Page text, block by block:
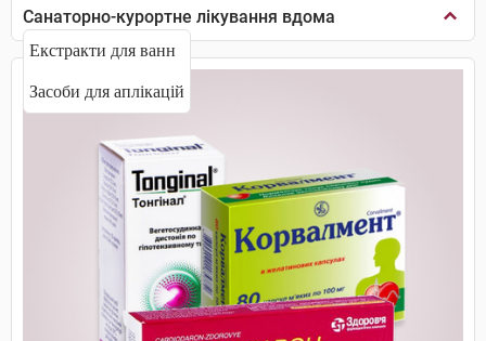
Санаторно-курортне лікування вдома
Екстракти для ванн
Засоби для аплікацій